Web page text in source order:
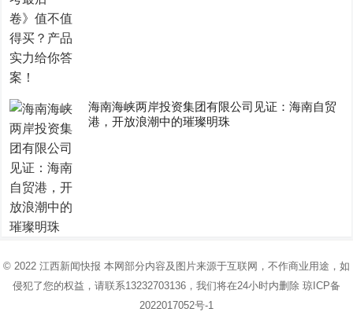
海南海峡两岸投资集团有限公司见证：海南自贸
港，开放浪潮中的璀璨明珠
© 2022 江西新闻快报 本网部分内容及图片来源于互联网，不作商业用途，如
侵犯了您的权益，请联系13232703136，我们将在24小时内删除 琼ICP备
2022017052号-1